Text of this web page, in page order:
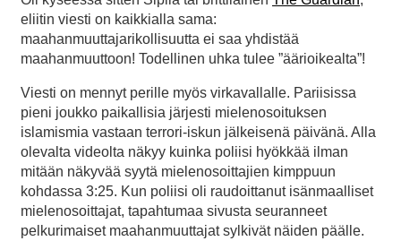
eliitin viesti on kaikkialla sama:
maahanmuuttajarikollisuutta ei saa yhdistää
maahanmuuttoon! Todellinen uhka tulee ”äärioikealta”!
Viesti on mennyt perille myös virkavallalle. Pariisissa
pieni joukko paikallisia järjesti mielenosoituksen
islamismia vastaan terrori-iskun jälkeisenä päivänä. Alla
olevalta videolta näkyy kuinka poliisi hyökkää ilman
mitään näkyvää syytä mielenosoittajien kimppuun
kohdassa 3:25. Kun poliisi oli raudoittanut isänmaalliset
mielenosoittajat, tapahtumaa sivusta seuranneet
pelkurimaiset maahanmuuttajat sylkivät näiden päälle.